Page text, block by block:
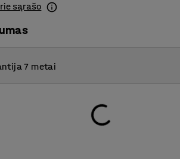
sąrašo
7 metai